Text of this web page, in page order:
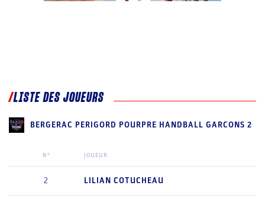
LISTE DES JOUEURS
BERGERAC PERIGORD POURPRE HANDBALL GARCONS 2
N° JOUEUR
2 LILIAN COTUCHEAU